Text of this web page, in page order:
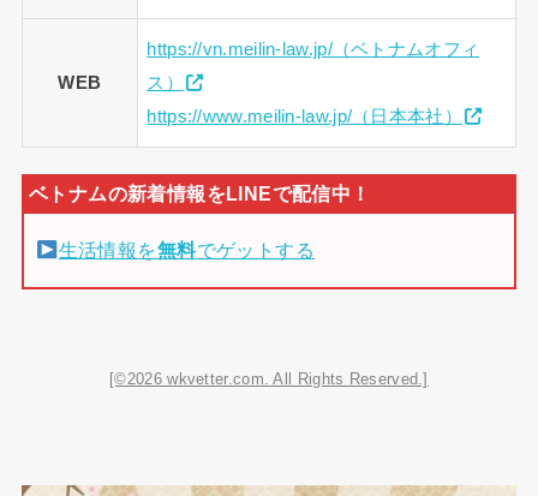
WEB
https://vn.meilin-law.jp/（ベトナムオフィ
ス）
https://www.meilin-law.jp/（日本本社）
生活情報を無料でゲットする
[©2026 wkvetter.com. All Rights Reserved.]